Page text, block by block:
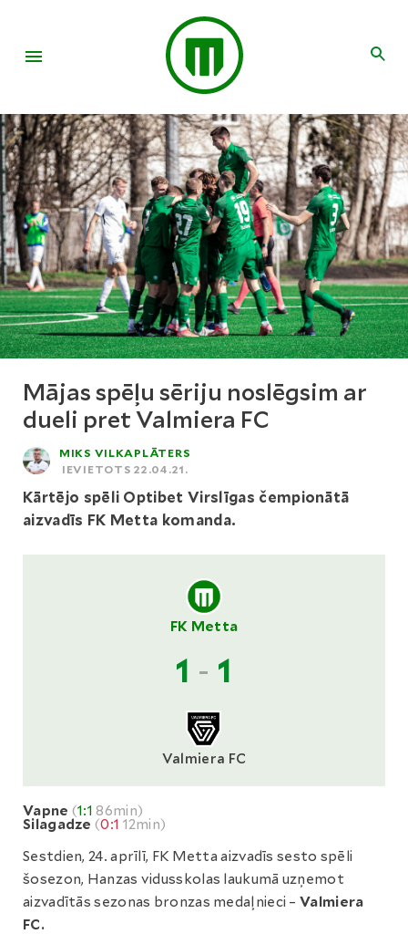
Mājas spēļu sēriju noslēgsim ar
dueli pret Valmiera FC
MIKS VILKAPLĀTERS
IEVIETOTS 22.04.21.
Kārtējo spēli Optibet Virslīgas čempionātā
aizvadīs FK Metta komanda.
FK Metta
1 - 1
Valmiera FC
Vapne (1:1 86min)
Silagadze (0:1 12min)
Sestdien, 24. aprīlī, FK Metta aizvadīs sesto spēli
šosezon, Hanzas vidusskolas laukumā uzņemot
aizvadītās sezonas bronzas medaļnieci – Valmiera
FC.